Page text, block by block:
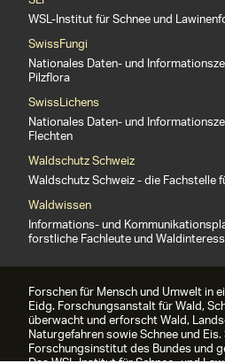
WSL-Institut für Schnee und
SwissFungi
Nationales Daten- und
Pilzflora
SwissLichens
Nationales Daten- und
Flechten
Waldschutz Schweiz
Waldschutz Schweiz - die Fachstelle
Waldwissen
Informations- und
forstliche Fachleute und
Forschen für Mensch und Umwelt in
Eidg. Forschungsanstalt für Wald,
überwacht und erforscht Wald,
Naturgefahren sowie Schnee und
Forschungsinstitut des Bundes und